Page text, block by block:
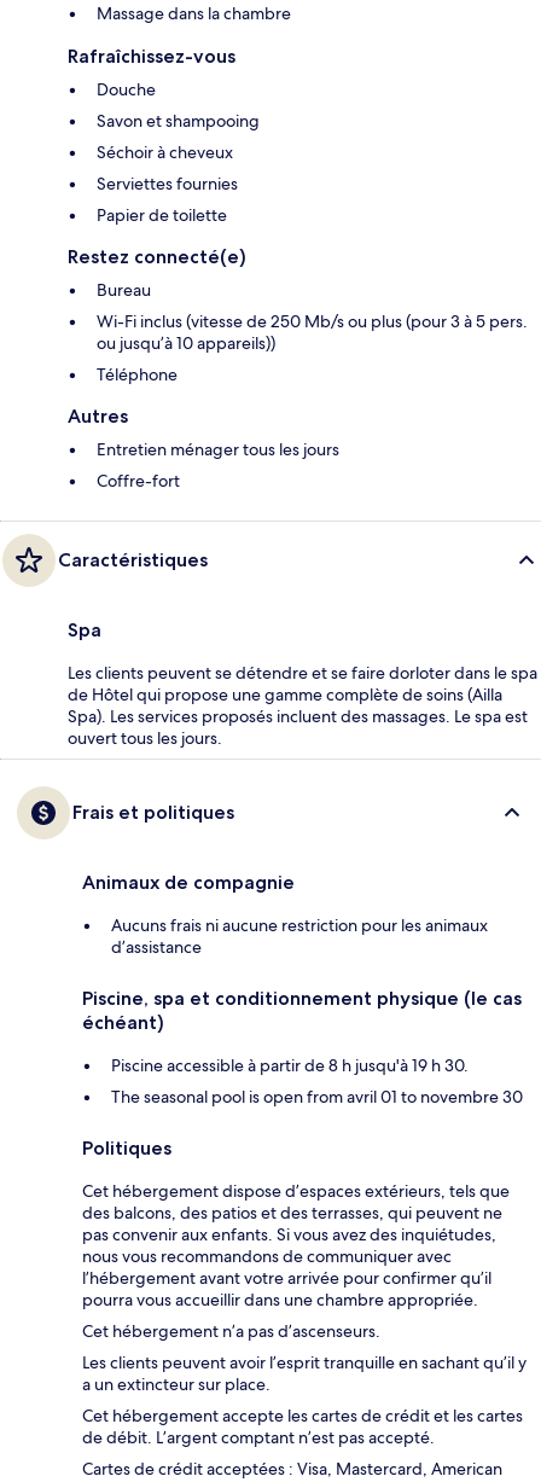
Massage dans la chambre
Rafraîchissez-vous
Douche
Savon et shampooing
Séchoir à cheveux
Serviettes fournies
Papier de toilette
Restez connecté(e)
Bureau
Wi-Fi inclus (vitesse de 250 Mb/s ou plus (pour 3 à 5 pers.
ou jusqu’à 10 appareils))
Téléphone
Autres
Entretien ménager tous les jours
Coffre-fort
Caractéristiques
Spa
Les clients peuvent se détendre et se faire dorloter dans le spa
de Hôtel qui propose une gamme complète de soins (Ailla
Spa). Les services proposés incluent des massages. Le spa est
ouvert tous les jours.
Frais et politiques
Animaux de compagnie
Aucuns frais ni aucune restriction pour les animaux
d’assistance
Piscine, spa et conditionnement physique (le cas
échéant)
Piscine accessible à partir de 8 h jusqu'à 19 h 30.
The seasonal pool is open from avril 01 to novembre 30
Politiques
Cet hébergement dispose d’espaces extérieurs, tels que
des balcons, des patios et des terrasses, qui peuvent ne
pas convenir aux enfants. Si vous avez des inquiétudes,
nous vous recommandons de communiquer avec
l’hébergement avant votre arrivée pour confirmer qu’il
pourra vous accueillir dans une chambre appropriée.
Cet hébergement n’a pas d’ascenseurs.
Les clients peuvent avoir l’esprit tranquille en sachant qu’il y
a un extincteur sur place.
Cet hébergement accepte les cartes de crédit et les cartes
de débit. L’argent comptant n’est pas accepté.
Cartes de crédit acceptées : Visa, Mastercard, American